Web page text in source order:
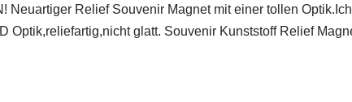
Relief Souvenir Magnet mit einer tollen
Optik,reliefartig,nicht glatt. Souvenir Kunststoff Relief